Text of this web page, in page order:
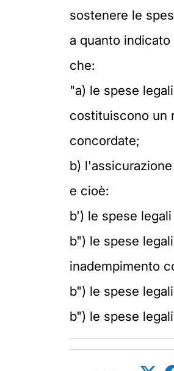
sostenere le
a quanto
che:
"a) le spese
costituiscono un
concordate;
b)
e cioè:
b') le spese
b") le spese
inadempimento
b") le spese
b") le spese